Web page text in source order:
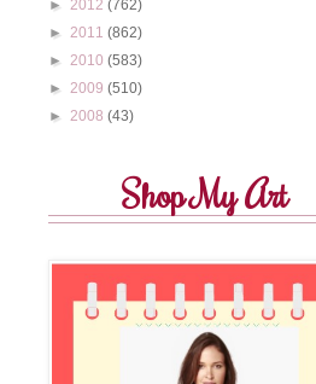
► 2012 (762)
► 2011 (862)
► 2010 (583)
► 2009 (510)
► 2008 (43)
Shop My Art